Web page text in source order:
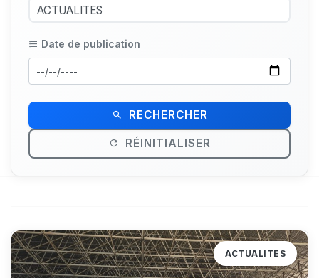
Date de publication
RECHERCHER
RÉINITIALISER
ACTUALITES